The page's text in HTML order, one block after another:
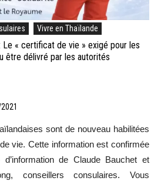
Vivre en Thaïlande
Le « certificat de vie » exigé pour les
être délivré par les autorités
sont de nouveau habilitées
vie. Cette information est confirmée
de Claude Bauchet et
conseillers consulaires. Vous